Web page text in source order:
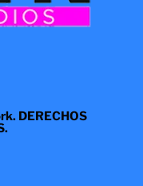
DERECHOS